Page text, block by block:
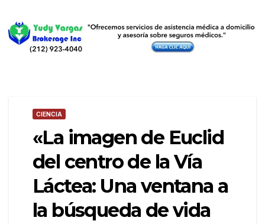
CIENCIA
«La imagen de Euclid
del centro de la Vía
Láctea: Una ventana a
la búsqueda de vida